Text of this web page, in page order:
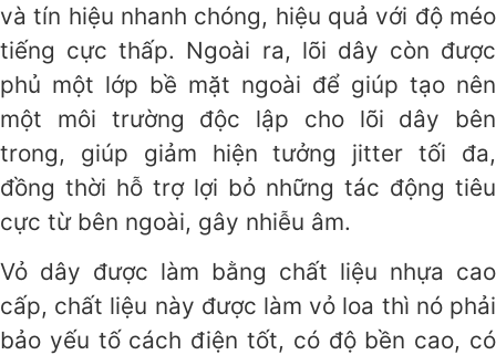
và tín hiệu nhanh chóng, hiệu quả với độ méo
tiếng cực thấp. Ngoài ra, lõi dây còn được
phủ một lớp bề mặt ngoài để giúp tạo nên
một môi trường độc lập cho lõi dây bên
trong, giúp giảm hiện tưởng jitter tối đa,
đồng thời hỗ trợ lợi bỏ những tác động tiêu
cực từ bên ngoài, gây nhiễu âm.
Vỏ dây được làm bằng chất liệu nhựa cao
cấp, chất liệu này được làm vỏ loa thì nó phải
bảo yếu tố cách điện tốt, có độ bền cao, có